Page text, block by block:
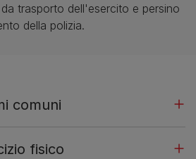
trasporto dell'esercito e persino
della polizia.
comuni
fisico